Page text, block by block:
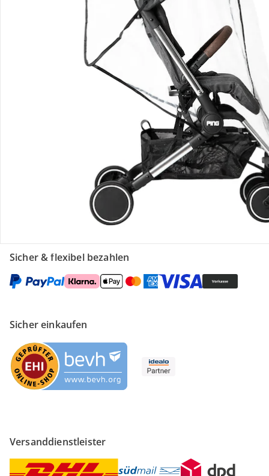
Retoure & Reklamation
Gutscheine & Aktionen
Unternehmen
Sicher & flexibel bezahlen
Sicher einkaufen
Versanddienstleister